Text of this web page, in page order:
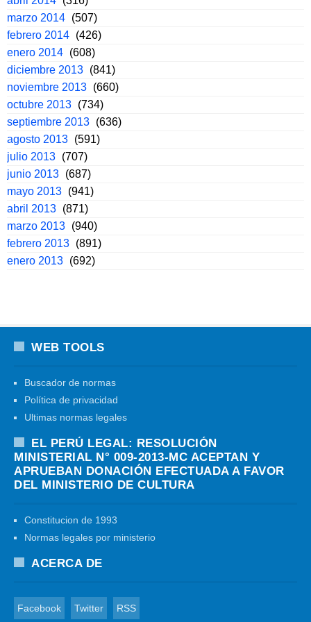
marzo 2014 (507)
febrero 2014 (426)
enero 2014 (608)
diciembre 2013 (841)
noviembre 2013 (660)
octubre 2013 (734)
septiembre 2013 (636)
agosto 2013 (591)
julio 2013 (707)
junio 2013 (687)
mayo 2013 (941)
abril 2013 (871)
marzo 2013 (940)
febrero 2013 (891)
enero 2013 (692)
WEB TOOLS
Buscador de normas
Política de privacidad
Ultimas normas legales
EL PERÚ LEGAL: RESOLUCIÓN
MINISTERIAL N° 009-2013-MC ACEPTAN Y
APRUEBAN DONACIÓN EFECTUADA A FAVOR
DEL MINISTERIO DE CULTURA
Constitucion de 1993
Normas legales por ministerio
ACERCA DE
Facebook Twitter RSS